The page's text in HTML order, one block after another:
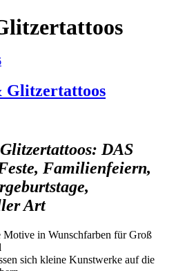
Glitzertattoos
DAS
Familienfeiern,
Art
Motive in Wunschfarben für Groß
sich kleine Kunstwerke auf die